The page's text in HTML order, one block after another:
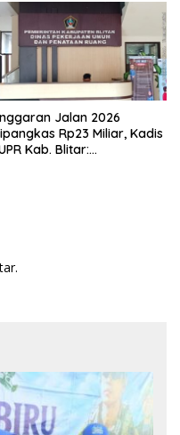
Jalan 2026
Rp23 Miliar, Kadis
Kab. Blitar: